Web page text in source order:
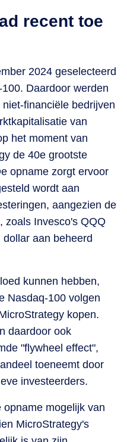
recent toe
2024 geselecteerd
Daardoor werden
financiële bedrijven
van
het moment van
de 40e grootste
opname zorgt ervoor
wordt aan
aangezien de
zoals Invesco's QQQ
aan beheerd
kunnen hebben,
Nasdaq-100 volgen
kopen.
daardoor ook
"flywheel effect",
toeneemt door
investeerders.
mogelijk van
MicroStrategy's